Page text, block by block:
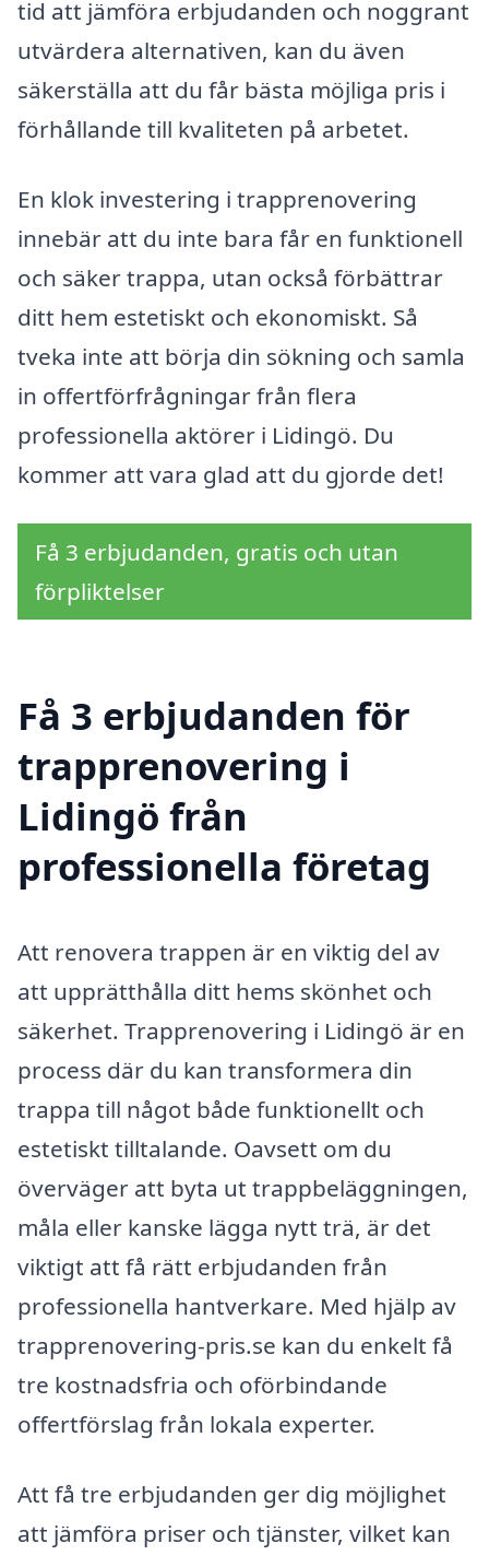
tid att jämföra erbjudanden och noggrant
utvärdera alternativen, kan du även
säkerställa att du får bästa möjliga pris i
förhållande till kvaliteten på arbetet.
En klok investering i trapprenovering
innebär att du inte bara får en funktionell
och säker trappa, utan också förbättrar
ditt hem estetiskt och ekonomiskt. Så
tveka inte att börja din sökning och samla
in offertförfrågningar från flera
professionella aktörer i Lidingö. Du
kommer att vara glad att du gjorde det!
Få 3 erbjudanden, gratis och utan
förpliktelser
Få 3 erbjudanden för
trapprenovering i
Lidingö från
professionella företag
Att renovera trappen är en viktig del av
att upprätthålla ditt hems skönhet och
säkerhet. Trapprenovering i Lidingö är en
process där du kan transformera din
trappa till något både funktionellt och
estetiskt tilltalande. Oavsett om du
överväger att byta ut trappbeläggningen,
måla eller kanske lägga nytt trä, är det
viktigt att få rätt erbjudanden från
professionella hantverkare. Med hjälp av
trapprenovering-pris.se kan du enkelt få
tre kostnadsfria och oförbindande
offertförslag från lokala experter.
Att få tre erbjudanden ger dig möjlighet
att jämföra priser och tjänster, vilket kan